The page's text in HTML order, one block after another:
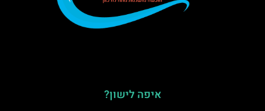
איפה לישון?